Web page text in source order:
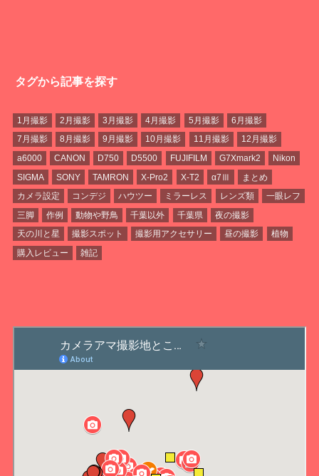
タグから記事を探す
1月撮影 2月撮影 3月撮影 4月撮影 5月撮影
6月撮影
7月撮影
8月撮影 9月撮影 10月撮影 11月撮影
12月撮影
a6000
CANON D750 D5500 FUJIFILM G7Xmark2
Nikon
SIGMA
SONY TAMRON X-Pro2 X-T2 α7Ⅲ
まとめ
カメラ設定
コンデジ ハウツー ミラーレス レンズ類
一眼レフ
三脚
作例 動物や野鳥 千葉以外 千葉県
夜の撮影
天の川と星
撮影スポット 撮影用アクセサリー 昼の撮影
植物
購入レビュー
雑記